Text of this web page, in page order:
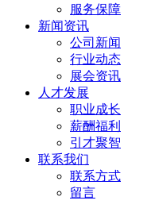
服务保障
新闻资讯
公司新闻
行业动态
展会资讯
人才发展
职业成长
薪酬福利
引才聚智
联系我们
联系方式
留言